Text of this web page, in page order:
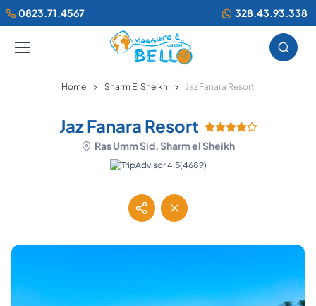
0823.71.4567 328.43.93.338
Home Sharm El Sheikh Jaz Fanara Resort
Jaz Fanara Resort
Ras Umm Sid, Sharm el Sheikh
(4689)